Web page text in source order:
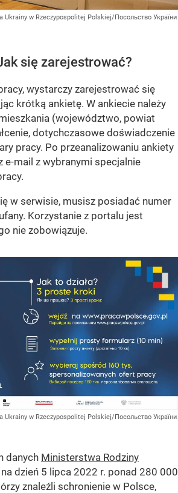
Ukrainy w Rzeczypospolitej Polskiej/Посольство України
się zarejestrować?
wystarczy zarejestrować się
krótką ankietę. W ankiecie należy
(województwo, powiat
dotychczasowe doświadczenie
pracy. Po przeanalizowaniu ankiety
e-mail z wybranymi specjalnie
w serwisie, musisz posiadać numer
Korzystanie z portalu jest
nie zobowiązuje.
Ukrainy w Rzeczypospolitej Polskiej/Посольство України
danych Ministerstwa Rodziny
na dzień 5 lipca 2022 r. ponad 280 000
znaleźli schronienie w Polsce,